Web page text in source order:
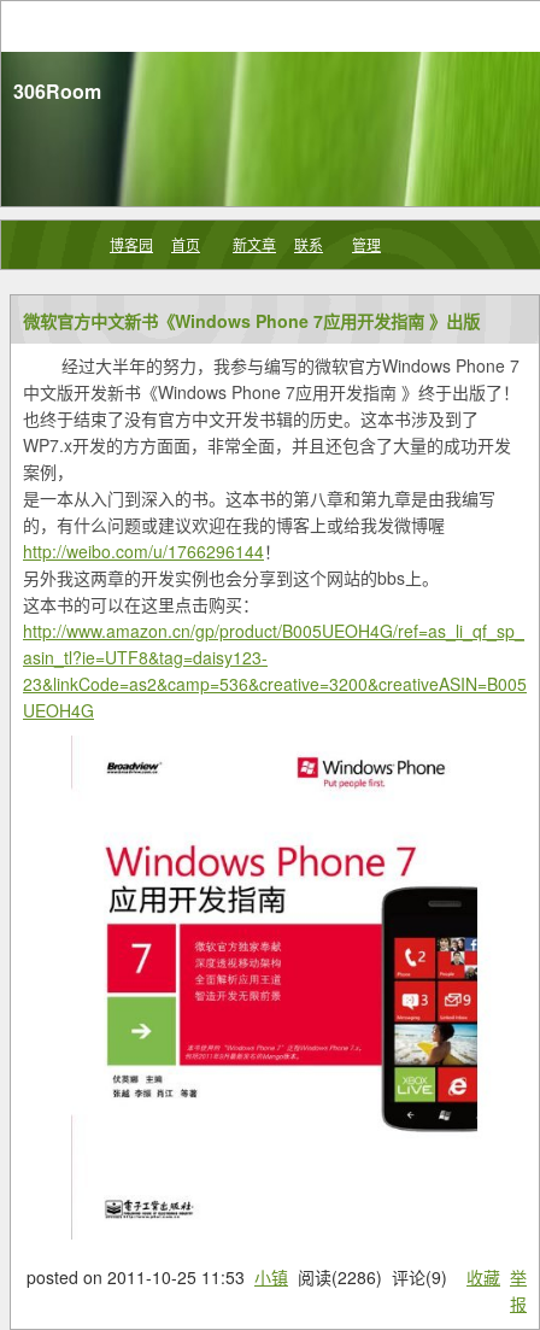
306Room
博客园 首页 新文章 联系 管理
微软官方中文新书《Windows Phone 7应用开发指南 》出版
经过大半年的努力，我参与编写的微软官方Windows Phone 7
中文版开发新书《Windows Phone 7应用开发指南 》终于出版了！
也终于结束了没有官方中文开发书辑的历史。这本书涉及到了
WP7.x开发的方方面面，非常全面，并且还包含了大量的成功开发
案例，
是一本从入门到深入的书。这本书的第八章和第九章是由我编写
的，有什么问题或建议欢迎在我的博客上或给我发微博喔
http://weibo.com/u/1766296144！
另外我这两章的开发实例也会分享到这个网站的bbs上。
这本书的可以在这里点击购买：
http://www.amazon.cn/gp/product/B005UEOH4G/ref=as_li_qf_sp_
asin_tl?ie=UTF8&tag=daisy123-
23&linkCode=as2&camp=536&creative=3200&creativeASIN=B005
UEOH4G
posted on 2011-10-25 11:53 小镇 阅读(2286) 评论(9) 收藏 举
报